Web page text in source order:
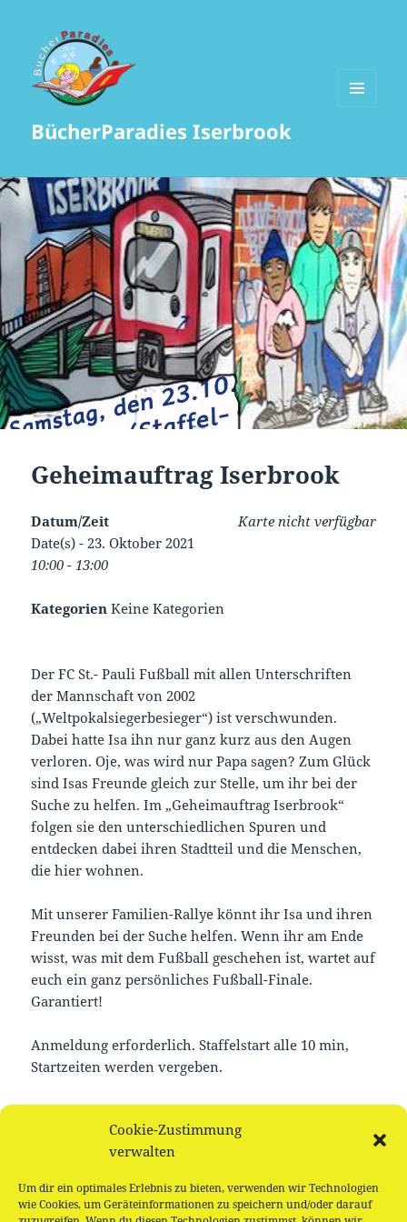
Cookie-Zustimmung
verwalten
Um dir ein optimales Erlebnis zu bieten, verwenden wir Technologien
wie Cookies, um Geräteinformationen zu speichern und/oder darauf
BücherParadies Iserbrook
Geheimauftrag Iserbrook
Karte nicht verfügbar
Datum/Zeit
Date(s) - 23. Oktober 2021
10:00 - 13:00
Kategorien Keine Kategorien
Der FC St.- Pauli Fußball mit allen Unterschriften
der Mannschaft von 2002
(„Weltpokalsiegerbesieger“) ist verschwunden.
Dabei hatte Isa ihn nur ganz kurz aus den Augen
verloren. Oje, was wird nur Papa sagen? Zum Glück
sind Isas Freunde gleich zur Stelle, um ihr bei der
Suche zu helfen. Im „Geheimauftrag Iserbrook“
folgen sie den unterschiedlichen Spuren und
entdecken dabei ihren Stadtteil und die Menschen,
die hier wohnen.
Mit unserer Familien-Rallye könnt ihr Isa und ihren
Freunden bei der Suche helfen. Wenn ihr am Ende
wisst, was mit dem Fußball geschehen ist, wartet auf
euch ein ganz persönliches Fußball-Finale.
Garantiert!
Anmeldung erforderlich. Staffelstart alle 10 min,
Startzeiten werden vergeben.
Buchungen
möglich.